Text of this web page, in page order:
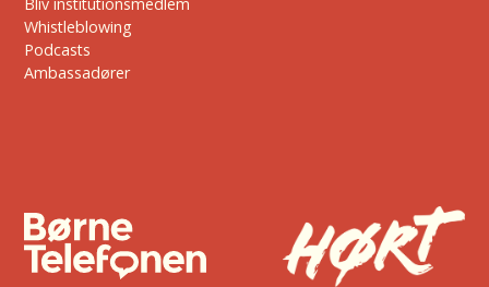
Whistleblowing
Podcasts
Ambassadører